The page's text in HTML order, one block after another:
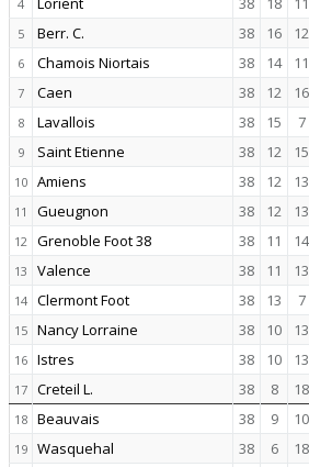
4
5 Berr. C. 38 16 12
6 Chamois Niortais 38 14 11
7 Caen 38 12 16
8 Lavallois 38 15 7
9 Saint Etienne 38 12 15
10 Amiens 38 12 13
11 Gueugnon 38 12 13
12 Grenoble Foot 38 38 11 14
13 Valence 38 11 13
14 Clermont Foot 38 13 7
15 Nancy Lorraine 38 10 13
16 Istres 38 10 13
17 Creteil L. 38 8 18
18 Beauvais 38 9 10
19 Wasquehal 38 6 18